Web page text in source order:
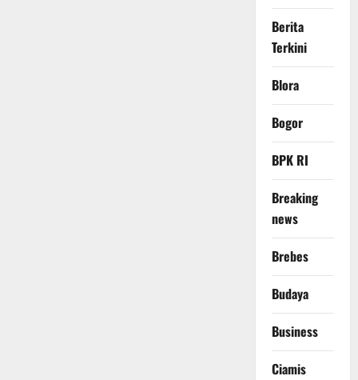
Berita
Terkini
Blora
Bogor
BPK RI
Breaking
news
Brebes
Budaya
Business
Ciamis